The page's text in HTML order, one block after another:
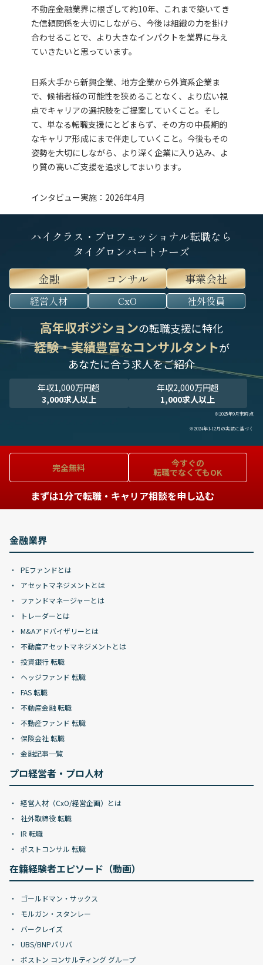
不動産金融業界に根ざして約10年、これまで築いてき
た信頼関係を大切にしながら、今後は組織の力を掛け
合わせることで、より大きなインパクトを業界に与え
ていきたいと思っています。
日系大手から新興企業、地方企業から外資系企業ま
で、候補者様の可能性を狭めることなく、より広い視
点でキャリアの選択肢をご提案していくこと。そし
て、単なる転職支援にとどまらず、その方の中長期的
なキャリア形成にまで伴走していくこと。今後もその
姿勢を大切にしながら、より深く企業に入り込み、よ
り質の高いご支援を追求してまいります。
インタビュー実施：2026年4月
ハイクラス・プロフェッショナル転職なら
タイグロンパートナーズ
金融
コンサル 事業会社
経営人材 CxO 社外役員
高年収ポジションの転職支援に特化
経験・実績豊富なコンサルタントが
あなたに合う求人をご紹介
年収1,000万円超
3,000求人以上
年収2,000万円超
1,000求人以上
※2025年9月末時点
※2024年1-12月の実績に基づく
完全無料
今すぐの
転職でなくてもOK
まずは1分で転職・キャリア相談を申し込む
金融業界
PEファンドとは
アセットマネジメントとは
ファンドマネージャーとは
トレーダーとは
M&Aアドバイザリーとは
不動産アセットマネジメントとは
投資銀行 転職
ヘッジファンド 転職
FAS 転職
不動産金融 転職
不動産ファンド 転職
保険会社 転職
金融記事一覧
プロ経営者・プロ人材
経営人材（CxO/経営企画）とは
社外取締役 転職
IR 転職
ポストコンサル 転職
在籍経験者エピソード（動画）
ゴールドマン・サックス
モルガン・スタンレー
バークレイズ
UBS/BNPパリバ
ボストン コンサルティング グループ